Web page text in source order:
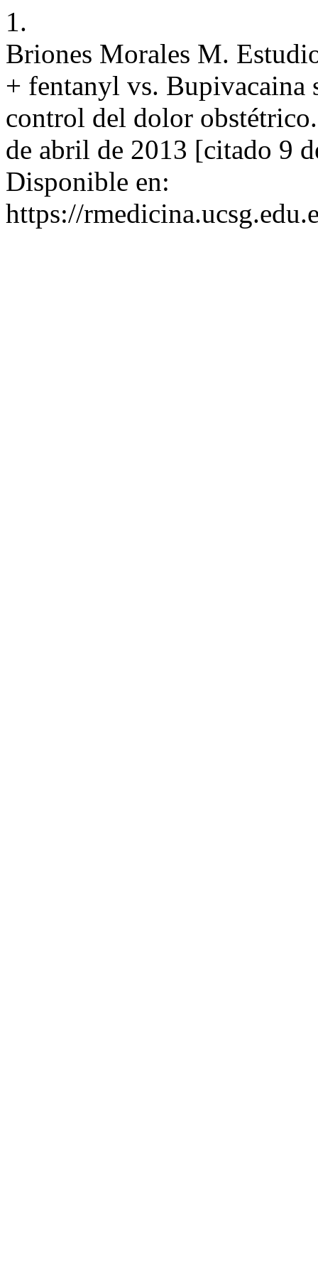
1.
Briones Morales M.
+ fentanyl vs. Bupivacaina
control del dolor
de abril de 2013 [citado 9
Disponible en:
https://